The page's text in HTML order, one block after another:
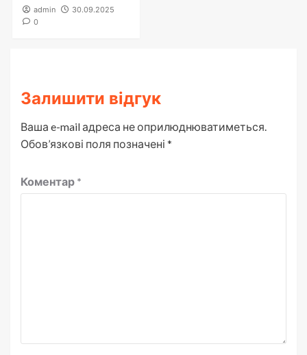
admin
30.09.2025
0
Залишити відгук
Ваша e-mail адреса не оприлюднюватиметься.
Обов’язкові поля позначені *
Коментар *